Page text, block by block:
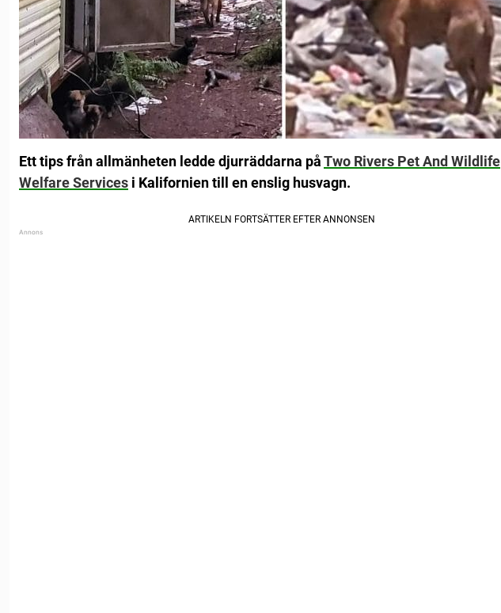
Ett tips från allmänheten ledde djurräddarna påTwo Rivers Pet And Wildlife
Welfare Services i Kalifornien till en enslig husvagn.